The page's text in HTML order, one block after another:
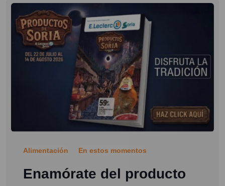
Alimentación En estos momentos
Enamórate del producto